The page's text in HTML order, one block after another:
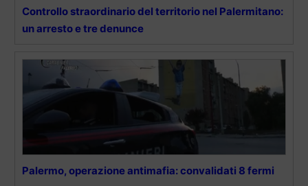
Controllo straordinario del territorio nel Palermitano:
un arresto e tre denunce
Palermo, operazione antimafia: convalidati 8 fermi